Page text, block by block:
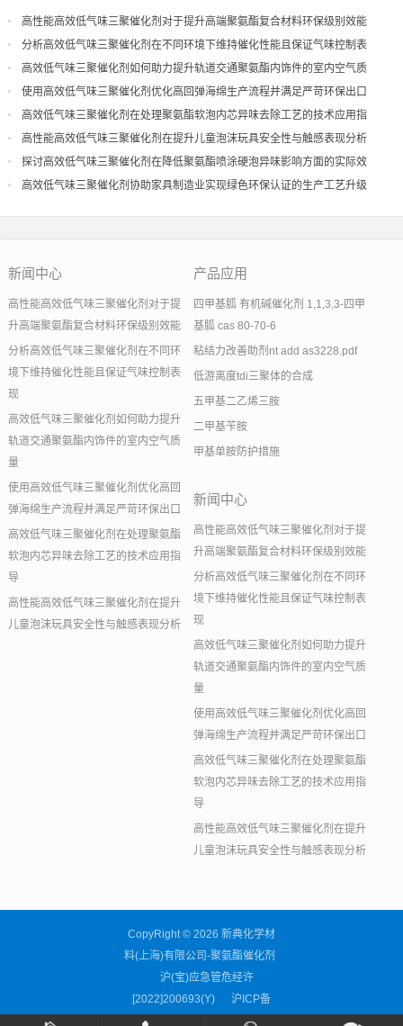
高性能高效低气味三聚催化剂对于提升高端聚氨酯复合材料环保级别效能
分析高效低气味三聚催化剂在不同环境下维持催化性能且保证气味控制表
现
高效低气味三聚催化剂如何助力提升轨道交通聚氨酯内饰件的室内空气质
量
使用高效低气味三聚催化剂优化高回弹海绵生产流程并满足严苛环保出口
高效低气味三聚催化剂在处理聚氨酯软泡内芯异味去除工艺的技术应用指
导
高性能高效低气味三聚催化剂在提升儿童泡沫玩具安全性与触感表现分析
探讨高效低气味三聚催化剂在降低聚氨酯喷涂硬泡异味影响方面的实际效
果
高效低气味三聚催化剂协助家具制造业实现绿色环保认证的生产工艺升级
新闻中心
高性能高效低气味三聚催化剂对于提
升高端聚氨酯复合材料环保级别效能
分析高效低气味三聚催化剂在不同环
境下维持催化性能且保证气味控制表
现
高效低气味三聚催化剂如何助力提升
轨道交通聚氨酯内饰件的室内空气质
量
使用高效低气味三聚催化剂优化高回
弹海绵生产流程并满足严苛环保出口
高效低气味三聚催化剂在处理聚氨酯
软泡内芯异味去除工艺的技术应用指
导
高性能高效低气味三聚催化剂在提升
儿童泡沫玩具安全性与触感表现分析
产品应用
四甲基胍 有机碱催化剂 1,1,3,3-四甲
基胍 cas 80-70-6
粘结力改善助剂nt add as3228.pdf
低游离度tdi三聚体的合成
五甲基二乙烯三胺
二甲基苄胺
甲基单胺防护措施
新闻中心
高性能高效低气味三聚催化剂对于提
升高端聚氨酯复合材料环保级别效能
分析高效低气味三聚催化剂在不同环
境下维持催化性能且保证气味控制表
现
高效低气味三聚催化剂如何助力提升
轨道交通聚氨酯内饰件的室内空气质
量
使用高效低气味三聚催化剂优化高回
弹海绵生产流程并满足严苛环保出口
高效低气味三聚催化剂在处理聚氨酯
软泡内芯异味去除工艺的技术应用指
导
高性能高效低气味三聚催化剂在提升
儿童泡沫玩具安全性与触感表现分析
CopyRight © 2026 新典化学材
料(上海)有限公司-聚氨酯催化剂
沪(宝)应急管危经许
[2022]200693(Y) 沪ICP备